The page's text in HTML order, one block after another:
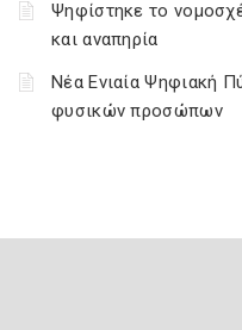
Ψηφίστηκε το
και αναπηρία
Νέα Ενιαία Ψηφιακή
φυσικών προσώπων